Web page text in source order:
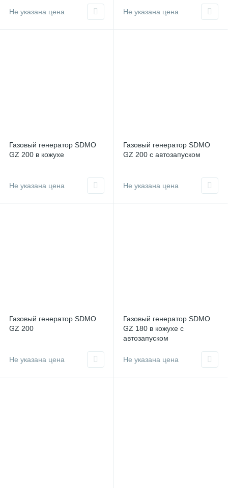
Не указана цена Не указана цена
Газовый генератор SDMO
GZ 200 в кожухе
Не указана цена
Газовый генератор SDMO
GZ 200 с автозапуском
Не указана цена
Газовый генератор SDMO
GZ 200
Не указана цена
Газовый генератор SDMO
GZ 180 в кожухе с
автозапуском
Не указана цена